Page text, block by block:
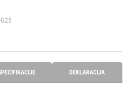
DEKLARACIJA